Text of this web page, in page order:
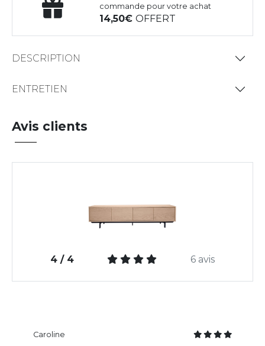
commande pour votre achat
14,50OFFERT
DESCRIPTION
ENTRETIEN
Avis clients
4 / 4 6 avis
Caroline